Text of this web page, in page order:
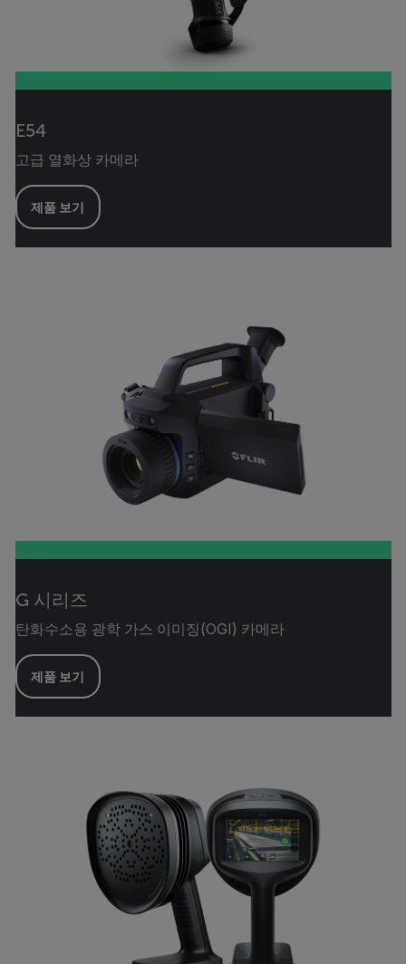
E54
고급 열화상 카메라
제품 보기
G 시리즈
탄화수소용 광학 가스 이미징(OGI) 카메라
제품 보기